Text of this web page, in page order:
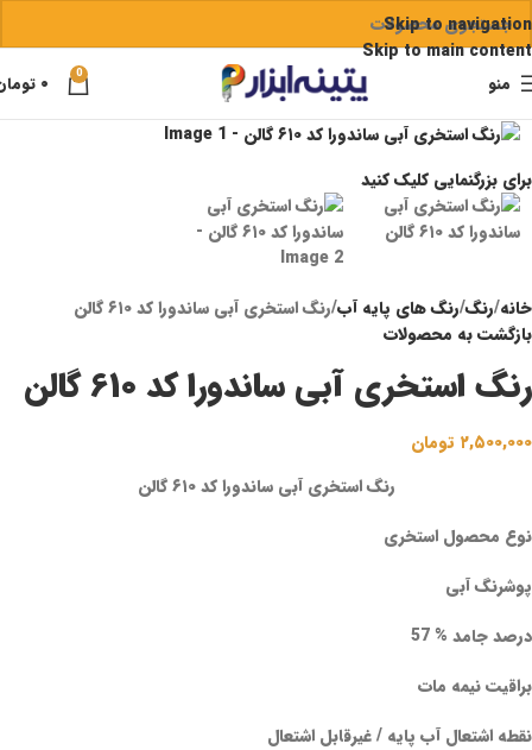
Skip to navigation
Skip to main content
منو 0 ۰
برای بزرگنمایی کلیک کنید
خانه رنگ رنگ‌ های پایه آب رنگ استخری آبی ساندورا کد ۶۱۰ گالن
بازگشت به محصولات
رنگ استخری آبی ساندورا کد ۶۱۰ گالن
۲,۵۰۰,۰۰۰ تومان
رنگ استخری آبی ساندورا کد ۶۱۰ گالن
نوع محصول استخری
پوشرنگ آبی
درصد جامد % 57
براقیت نیمه مات
نقطه اشتعال آب پایه / غیرقابل اشتعال